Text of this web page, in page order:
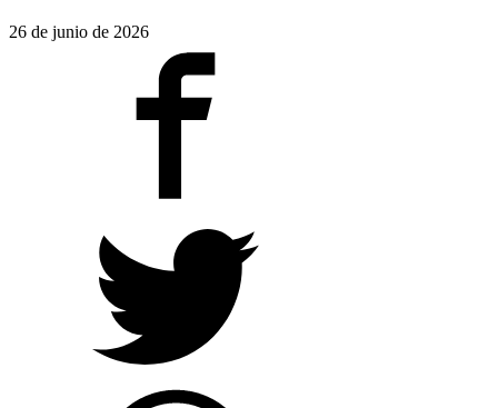
26 de junio de 2026